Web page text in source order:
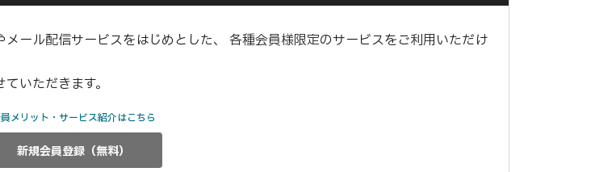
ール配信サービスをはじめとした、 各種会員様限定のサービスをご利用いただけ
いただきます。
メリット・サービス紹介はこちら